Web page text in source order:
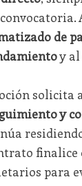
de
y al
solicita
y
finalice
para